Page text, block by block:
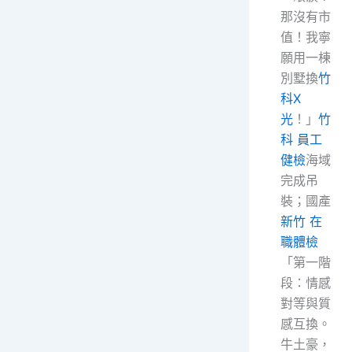
那沒有市
值！我寧
願用一棟
別墅換竹
科X
光 ！」 竹
科 員工
健檢海域
完成吊
裝；國產
新竹 在
職體檢
「第一階
段：情感
對等與質
感互換。
牛土豪，